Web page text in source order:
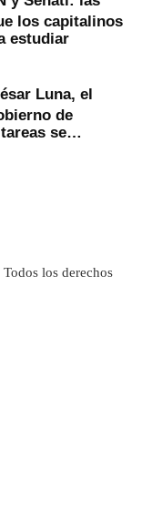
los capitalinos
estudiar
Luna, el
de
se
los derechos